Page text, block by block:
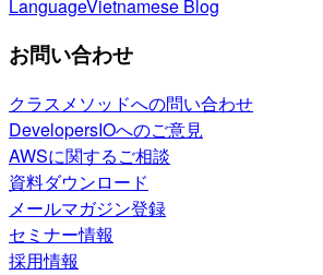
LanguageVietnamese Blog
お問い合わせ
クラスメソッドへの問い合わせ
DevelopersIOへのご意見
AWSに関するご相談
資料ダウンロード
メールマガジン登録
セミナー情報
採用情報